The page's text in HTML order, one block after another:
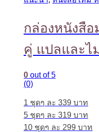
กล่องหนังสื
คู่ แปลและไ
0 out of 5
(0)
1 ชุดๆ ละ 339 บาท
5 ชุดๆ ละ 319 บาท
10 ชุดๆ ละ 299 บาท